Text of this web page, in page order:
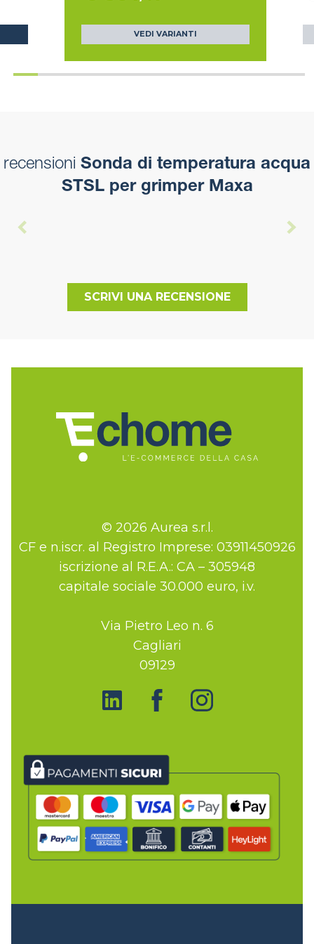
VEDI VARIANTI
recensioni Sonda di temperatura acqua
STSL per grimper Maxa
SCRIVI UNA RECENSIONE
© 2026 Aurea s.r.l.
CF e n.iscr. al Registro Imprese: 03911450926
iscrizione al R.E.A.: CA – 305948
capitale sociale 30.000 euro, i.v.
Via Pietro Leo n. 6
Cagliari
09129